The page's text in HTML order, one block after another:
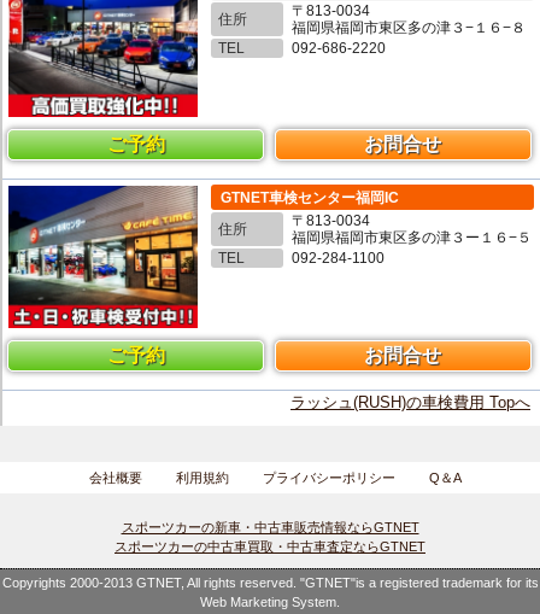
住所
〒813-0034
福岡県福岡市東区多の津３−１６−８
TEL
092-686-2220
ご予約 お問合せ
GTNET車検センター福岡IC
住所
〒813-0034
福岡県福岡市東区多の津３ー１６−５
TEL
092-284-1100
ご予約 お問合せ
ラッシュ(RUSH)の車検費用 Topへ
会社概要 利用規約 プライバシーポリシー Q＆A
スポーツカーの新車・中古車販売情報ならGTNET
スポーツカーの中古車買取・中古車査定ならGTNET
Copyrights 2000-2013 GTNET, All rights reserved. "GTNET"is a registered trademark for its
Web Marketing System.